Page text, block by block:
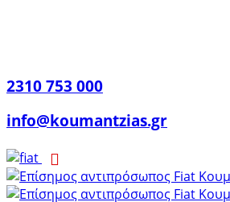
2310 753 000
info@koumantzias.gr